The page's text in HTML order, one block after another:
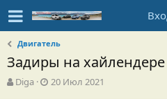
Двигатель
Задиры на
А
Diga
Д
20 Июл 2021